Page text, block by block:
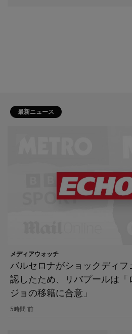
最新ニュース
メディアウォッチ
バルセロナがショックディ
認したため、リバプールは
ジョの移籍に合意」
5時間 前